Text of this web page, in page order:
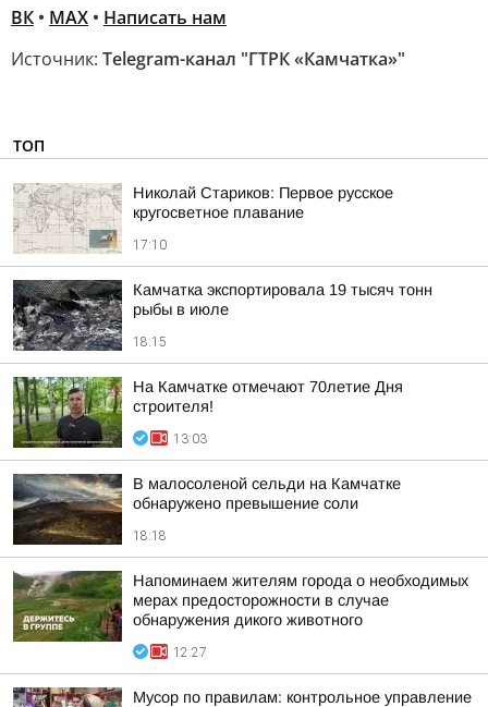
ВК • МАХ • Написать нам
Источник: Telegram-канал "ГТРК «Камчатка»"
ТОП
Николай Стариков: Первое русское
кругосветное плавание
17:10
Камчатка экспортировала 19 тысяч тонн
рыбы в июле
18:15
На Камчатке отмечают 70летие Дня
строителя!
13:03
В малосоленой сельди на Камчатке
обнаружено превышение соли
18:18
Напоминаем жителям города о необходимых
мерах предосторожности в случае
обнаружения дикого животного
12:27
Мусор по правилам: контрольное управление